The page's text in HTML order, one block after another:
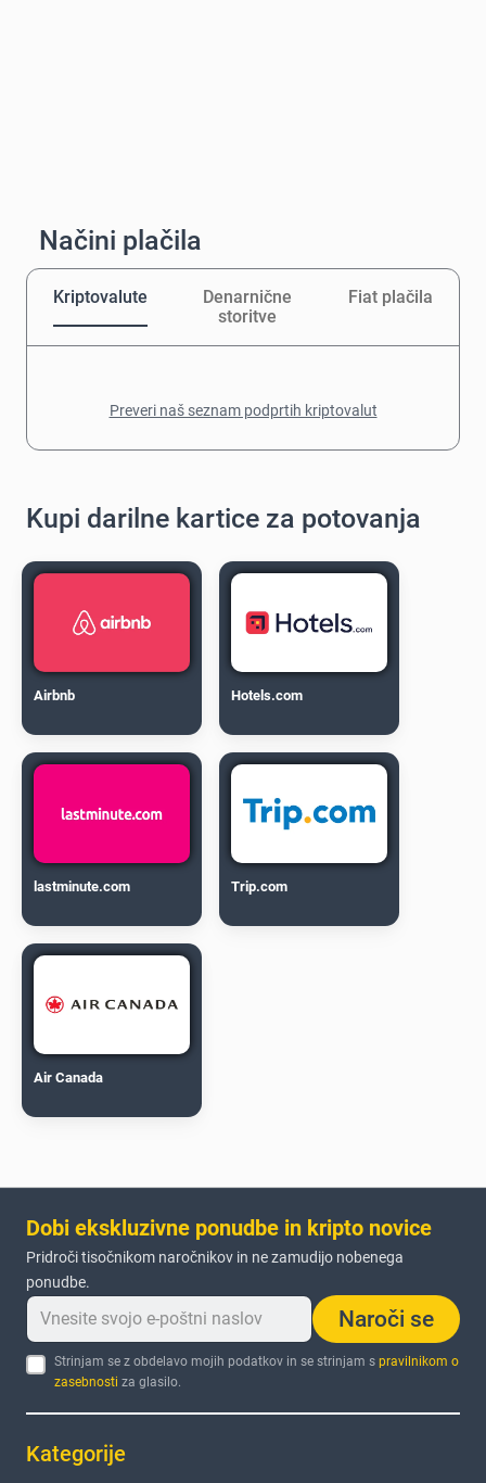
Načini plačila
Kriptovalute
Denarnične
storitve
Fiat plačila
Preveri naš seznam podprtih kriptovalut
Kupi darilne kartice za potovanja
Airbnb Hotels.com
lastminute.com Trip.com
Air Canada
Dobi ekskluzivne ponudbe in kripto novice
Pridroči tisočnikom naročnikov in ne zamudijo nobenega
ponudbe.
Naroči se
Strinjam se z obdelavo mojih podatkov in se strinjam spravilnikom o
zasebnosti za glasilo.
Kategorije